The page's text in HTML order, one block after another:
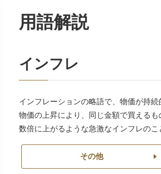
用語解説
インフレ
インフレーションの略語で、物価が持
物価の上昇により、同じ金額で買える
数倍に上がるような急激なインフレのこ
その他